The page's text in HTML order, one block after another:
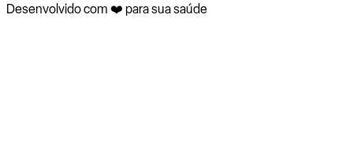
Desenvolvido com ❤️ para sua saúde